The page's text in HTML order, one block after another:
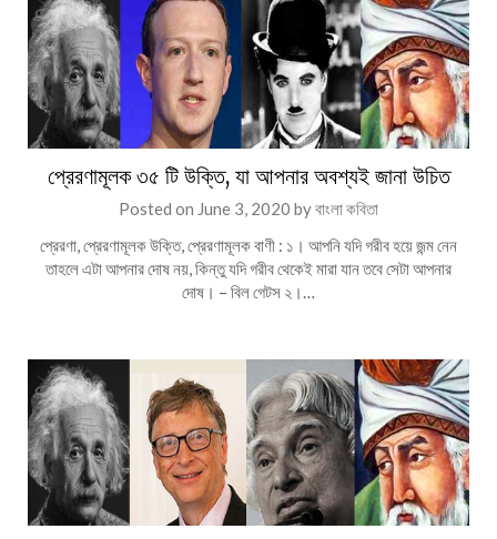
প্রেরণামূলক ৩৫ টি উক্তি, যা আপনার অবশ্যই জানা উচিত
Posted on June 3, 2020 byবাংলা কবিতা
প্রেরণা, প্রেরণামূলক উক্তি, প্রেরণামূলক বাণী : ১। আপনি যদি গরীব হয়ে জন্ম নেন
তাহলে এটা আপনার দোষ নয়, কিন্তু যদি গরীব থেকেই মারা যান তবে সেটা আপনার
দোষ। – বিল গেটস ২।…